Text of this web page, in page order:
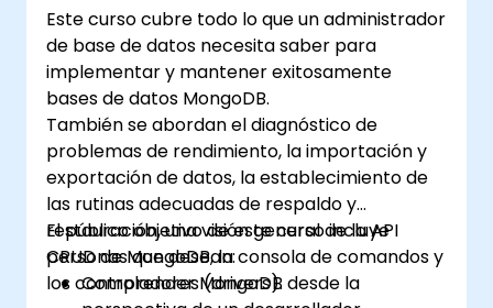
Este curso cubre todo lo que un administrador
de base de datos necesita saber para
implementar y mantener exitosamente
bases de datos MongoDB.
También se abordan el diagnóstico de
problemas de rendimiento, la importación y
exportación de datos, la establecimiento de
las rutinas adecuadas de respaldo y
restauración, una visión general de la API
CRUD de MongoDB, la consola de comandos y
los controladores (drivers).
El público objetivo de este curso incluye
personas que desean:
Comprender MongoDB desde la